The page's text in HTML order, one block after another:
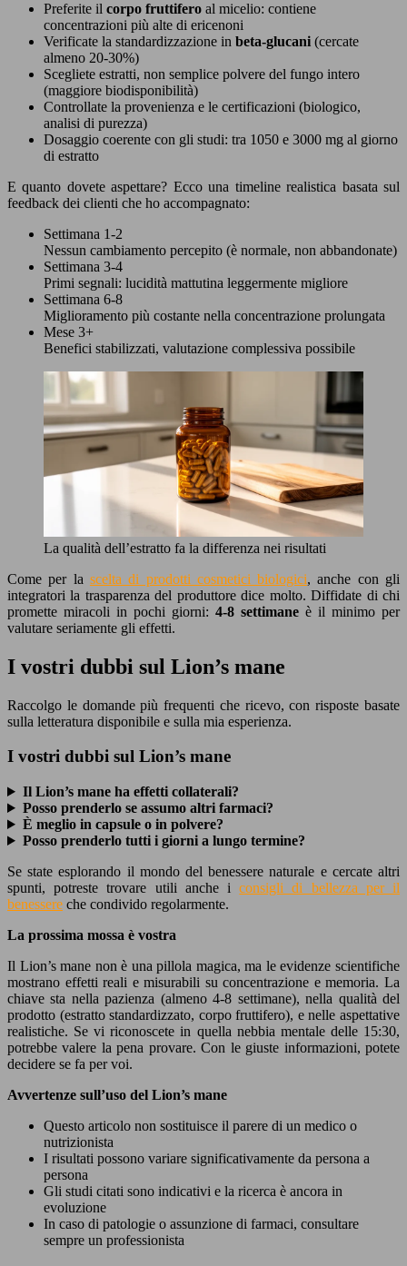
Preferite il corpo fruttifero al micelio: contiene
concentrazioni più alte di ericenoni
Verificate la standardizzazione in beta-glucani (cercate
almeno 20-30%)
Scegliete estratti, non semplice polvere del fungo intero
(maggiore biodisponibilità)
Controllate la provenienza e le certificazioni (biologico,
analisi di purezza)
Dosaggio coerente con gli studi: tra 1050 e 3000 mg al giorno
di estratto
E quanto dovete aspettare? Ecco una timeline realistica basata sul
feedback dei clienti che ho accompagnato:
Settimana 1-2
Nessun cambiamento percepito (è normale, non abbandonate)
Settimana 3-4
Primi segnali: lucidità mattutina leggermente migliore
Settimana 6-8
Miglioramento più costante nella concentrazione prolungata
Mese 3+
Benefici stabilizzati, valutazione complessiva possibile
La qualità dell’estratto fa la differenza nei risultati
Come per la scelta di prodotti cosmetici biologici, anche con gli
integratori la trasparenza del produttore dice molto. Diffidate di chi
promette miracoli in pochi giorni: 4-8 settimane è il minimo per
valutare seriamente gli effetti.
I vostri dubbi sul Lion’s mane
Raccolgo le domande più frequenti che ricevo, con risposte basate
sulla letteratura disponibile e sulla mia esperienza.
I vostri dubbi sul Lion’s mane
Il Lion’s mane ha effetti collaterali?
Posso prenderlo se assumo altri farmaci?
È meglio in capsule o in polvere?
Posso prenderlo tutti i giorni a lungo termine?
Se state esplorando il mondo del benessere naturale e cercate altri
spunti, potreste trovare utili anche iconsigli di bellezza per il
benessere che condivido regolarmente.
La prossima mossa è vostra
Il Lion’s mane non è una pillola magica, ma le evidenze scientifiche
mostrano effetti reali e misurabili su concentrazione e memoria. La
chiave sta nella pazienza (almeno 4-8 settimane), nella qualità del
prodotto (estratto standardizzato, corpo fruttifero), e nelle aspettative
realistiche. Se vi riconoscete in quella nebbia mentale delle 15:30,
potrebbe valere la pena provare. Con le giuste informazioni, potete
decidere se fa per voi.
Avvertenze sull’uso del Lion’s mane
Questo articolo non sostituisce il parere di un medico o
nutrizionista
I risultati possono variare significativamente da persona a
persona
Gli studi citati sono indicativi e la ricerca è ancora in
evoluzione
In caso di patologie o assunzione di farmaci, consultare
sempre un professionista